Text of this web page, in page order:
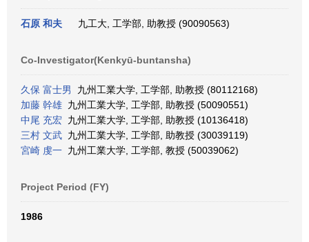
石原 和夫 九工大, 工学部, 助教授 (90090563)
Co-Investigator(Kenkyū-buntansha)
久保 富士男
九州工業大学, 工学部, 助教授 (80112168)
加藤 幹雄 九州工業大学, 工学部, 助教授 (50090551)
中尾 充宏 九州工業大学, 工学部, 助教授 (10136418)
三村 文武 九州工業大学, 工学部, 助教授 (30039119)
宮崎 虔一 九州工業大学, 工学部, 教授 (50039062)
Project Period (FY)
1986